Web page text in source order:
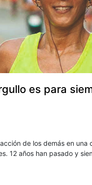
es para
de los demás en
12 años han pasado y